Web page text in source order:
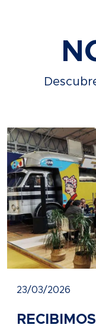
23/03/2026